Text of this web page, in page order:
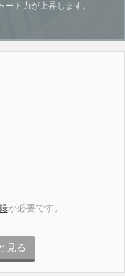
ト力が上昇します。
が必要です。
見る